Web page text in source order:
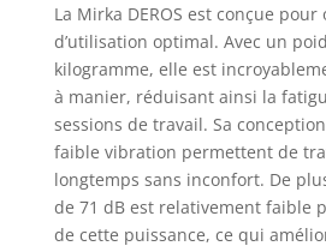
qui,
avec
permet
sans
La Mirka DEROS est conçue
d’utilisation optimal. Avec un
kilogramme, elle est
à manier, réduisant ainsi la
sessions de travail. Sa
faible vibration permettent de
longtemps sans inconfort. De
de 71 dB est relativement faible
de cette puissance, ce qui